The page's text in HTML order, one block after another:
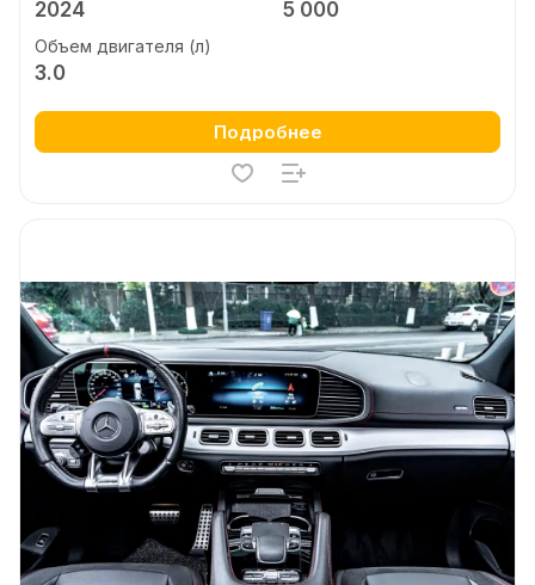
2024 5 000
Объем двигателя (л)
3.0
Подробнее